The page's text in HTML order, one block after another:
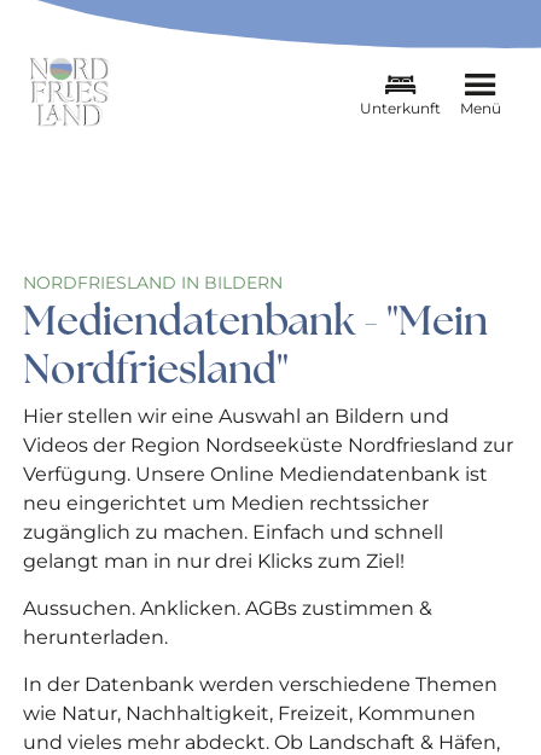
Unterkunft Menü
NORDFRIESLAND IN BILDERN
Mediendatenbank - "Mein
Nordfriesland"
Hier stellen wir eine Auswahl an Bildern und
Videos der Region Nordseeküste Nordfriesland zur
Verfügung. Unsere Online Mediendatenbank ist
neu eingerichtet um Medien rechtssicher
zugänglich zu machen. Einfach und schnell
gelangt man in nur drei Klicks zum Ziel!
Aussuchen. Anklicken. AGBs zustimmen &
herunterladen.
In der Datenbank werden verschiedene Themen
wie Natur, Nachhaltigkeit, Freizeit, Kommunen
und vieles mehr abdeckt. Ob Landschaft & Häfen,